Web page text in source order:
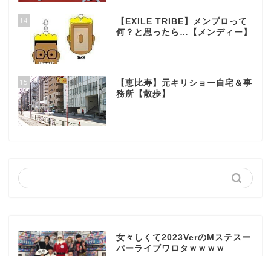
14
【EXILE TRIBE】メンプロって
何？と思ったら…【メンディー】
15
【恵比寿】元キリショー自宅＆事
務所【散歩】
女々しくて2023VerのMステスー
パーライブワロタｗｗｗｗ